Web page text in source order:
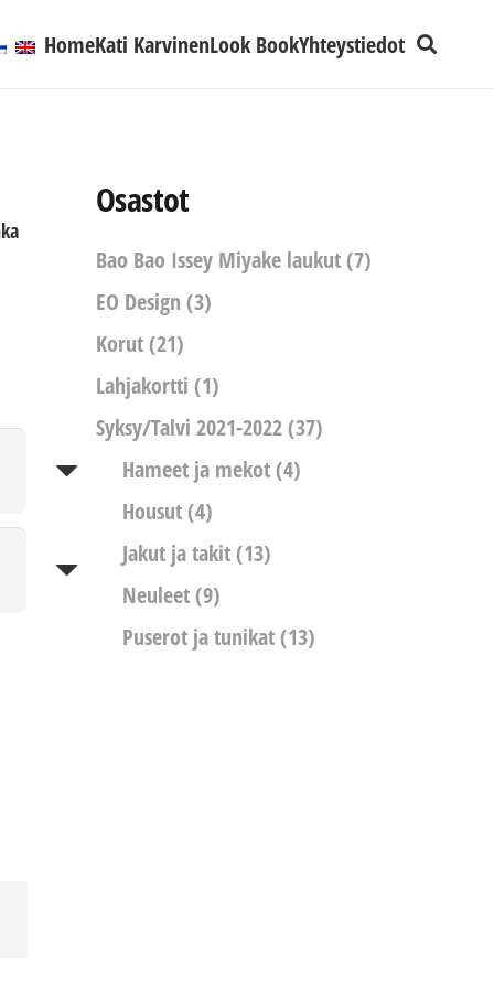
HomeKati KarvinenLook BookYhteystiedot
Osastot
Bao Bao Issey Miyake laukut(7)
EO Design (3)
Korut(21)
Lahjakortti (1)
Syksy/Talvi 2021-2022(37)
Hameet ja mekot(4)
Housut(4)
Jakut ja takit(13)
Neuleet(9)
Puserot ja tunikat(13)